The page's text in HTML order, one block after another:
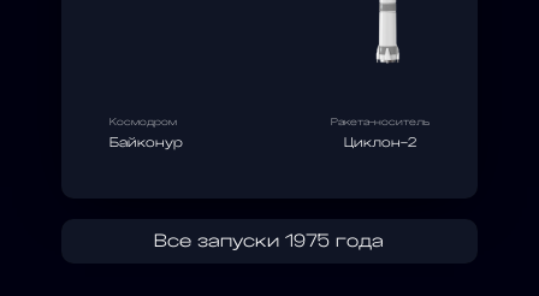
Космодром
Байконур
Ракета-носитель
Циклон-2
Все запуски 1975 года